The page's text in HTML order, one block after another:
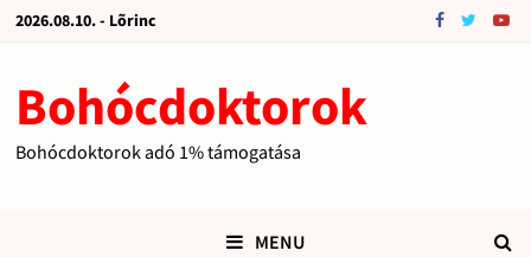
2026.08.10. - Lõrinc
Bohócdoktorok
Bohócdoktorok adó 1% támogatása
MENU